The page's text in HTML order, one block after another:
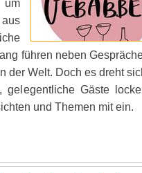
um
führen neben
der Welt. Doch es dreht
Gäste
und Themen mit ein.